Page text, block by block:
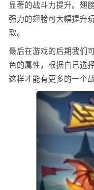
显著的战斗力提升。翅
强力的翅膀可大幅提升
取。
最后在游戏的后期我们
色的属性，根据自己选
这样才能有更多的一个